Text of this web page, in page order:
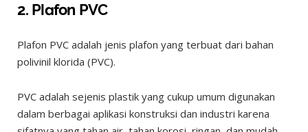
2. Plafon PVC
Plafon PVC adalah jenis plafon yang terbuat dari bahan
polivinil klorida (PVC).
PVC adalah sejenis plastik yang cukup umum digunakan
dalam berbagai aplikasi konstruksi dan industri karena